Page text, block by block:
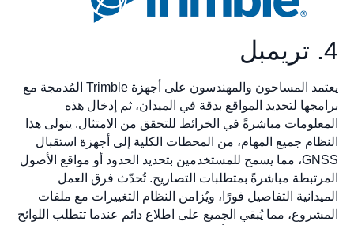
4. تريمبل
يعتمد المساحون والمهندسون على أجهزة Trimble المُدمجة مع
برامجها لتحديد المواقع بدقة في الميدان، ثم إدخال هذه
المعلومات مباشرةً في الخرائط للتحقق من الامتثال. يتولى هذا
النظام جميع المهام، من المحطات الكلية إلى أجهزة استقبال
GNSS، مما يسمح للمستخدمين بتحديد الحدود أو مواقع الأصول
المرتبطة مباشرةً بمتطلبات التصاريح. تُحدّث فرق العمل
الميدانية التفاصيل فورًا، ويُزامن النظام التغييرات مع ملفات
المشروع، مما يُبقي الجميع على اطلاع دائم عندما تتطلب اللوائح